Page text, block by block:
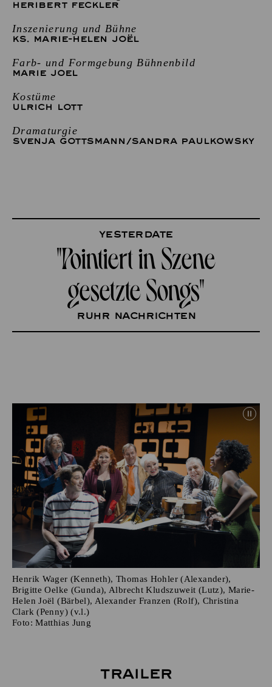
HERIBERT FECKLER
Inszenierung und Bühne
KS. MARIE-HELEN JOËL
Farb- und Formgebung Bühnenbild
MARIE JOEL
Kostüme
ULRICH LOTT
Dramaturgie
SVENJA GOTTSMANN /SANDRA PAULKOWSKY
Yesterdate
"Pointiert in Szene
gesetzte Songs"
Ruhr Nachrichten
Henrik Wager (Kenneth), Thomas Hohler (Alexander),
Brigitte Oelke (Gunda), Albrecht Kludszuweit (Lutz), Marie-
Helen Joël (Bärbel), Alexander Franzen (Rolf), Christina
Clark (Penny) (v.l.)
Foto: Matthias Jung
Trailer